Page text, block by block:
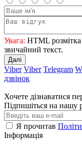
Увага: HTML
звичайний текст.
Далі
Viber Viber Telegram
дзвінок
Хочете дізнаватися
Підпишіться на нашу
Я прочитав
Інформація